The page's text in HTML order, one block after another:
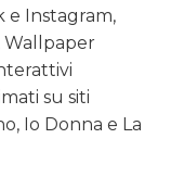
e Instagram,
Wallpaper
su siti
Io Donna e La